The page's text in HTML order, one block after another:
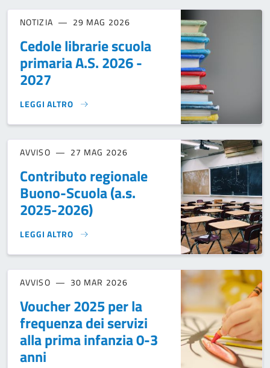
NOTIZIA 29 MAG 2026
Cedole librarie scuola
primaria A.S. 2026 -
2027
LEGGI ALTRO
CEDOLE LIBRARIE SCUOLA PRIMARIA A.S. 2026 - 2027}
AVVISO 27 MAG 2026
Contributo regionale
Buono-Scuola (a.s.
2025-2026)
LEGGI ALTRO
CONTRIBUTO REGIONALE BUONO-SCUOLA (A.S. 2025-
AVVISO 30 MAR 2026
Voucher 2025 per la
frequenza dei servizi
alla prima infanzia 0-3
anni